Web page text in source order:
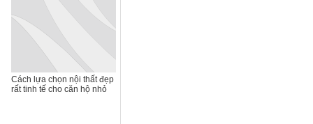
Cách lựa chọn nội thất đẹp
rất tinh tế cho căn hộ nhỏ